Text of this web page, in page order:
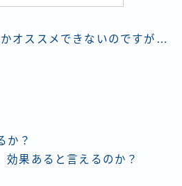
オススメできないのですが…
か？
効果あると言えるのか？